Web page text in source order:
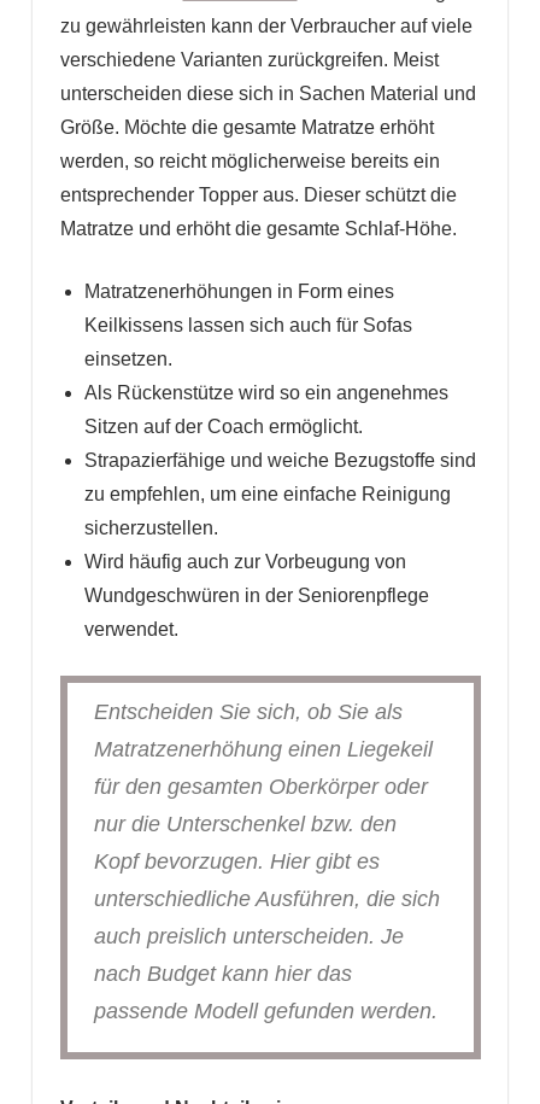
zu gewährleisten kann der Verbraucher auf viele
verschiedene Varianten zurückgreifen. Meist
unterscheiden diese sich in Sachen Material und
Größe. Möchte die gesamte Matratze erhöht
werden, so reicht möglicherweise bereits ein
entsprechender Topper aus. Dieser schützt die
Matratze und erhöht die gesamte Schlaf-Höhe.
Matratzenerhöhungen in Form eines
Keilkissens lassen sich auch für Sofas
einsetzen.
Als Rückenstütze wird so ein angenehmes
Sitzen auf der Coach ermöglicht.
Strapazierfähige und weiche Bezugstoffe sind
zu empfehlen, um eine einfache Reinigung
sicherzustellen.
Wird häufig auch zur Vorbeugung von
Wundgeschwüren in der Seniorenpflege
verwendet.
Entscheiden Sie sich, ob Sie als
Matratzenerhöhung einen Liegekeil
für den gesamten Oberkörper oder
nur die Unterschenkel bzw. den
Kopf bevorzugen. Hier gibt es
unterschiedliche Ausführen, die sich
auch preislich unterscheiden. Je
nach Budget kann hier das
passende Modell gefunden werden.